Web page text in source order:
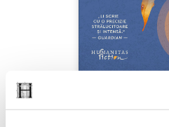
Yiyun Li,Câmp